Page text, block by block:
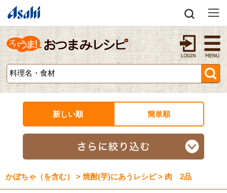
新しい順 簡単順
かぼちゃ（を含む） > 焼酎(芋)にあうレシピ > 肉 2品